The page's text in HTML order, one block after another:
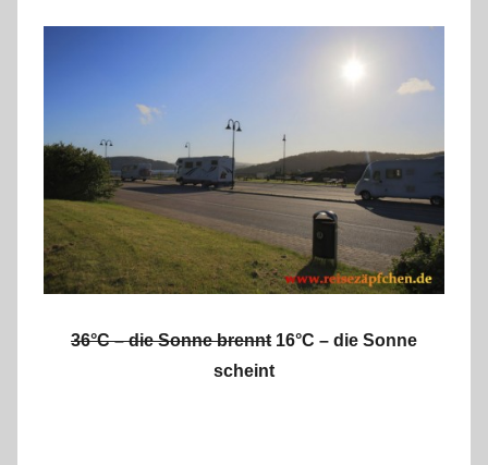
36°C – die Sonne brennt 16°C – die Sonne
scheint